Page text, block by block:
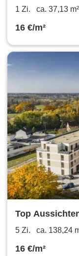
Einbauküche
1 Zi. ca. 37,13 m²
16 €/m²
Top
Dachterrasse!
5 Zi. ca. 138,24
16 €/m²